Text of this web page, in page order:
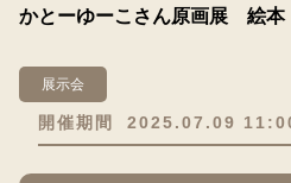
かとーゆーこさん原画展 絵本
展示会
開催期間 2025.07.09